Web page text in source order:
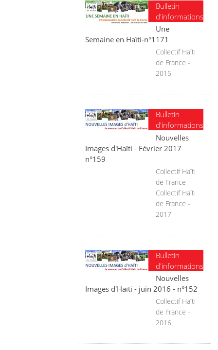
Bulletin
d'informations
Une
Semaine en Haïti-n°1171
Collectif Haïti
de France -
2015
Bulletin
d'informations
Nouvelles
Images d'Haïti - Février 2017
n°159
Collectif Haïti
de France -
Collectif Haïti
de France -
2017
Bulletin
d'informations
Nouvelles
Images d'Haïti - juin 2016 - n°152
Collectif Haïti
de France -
2016